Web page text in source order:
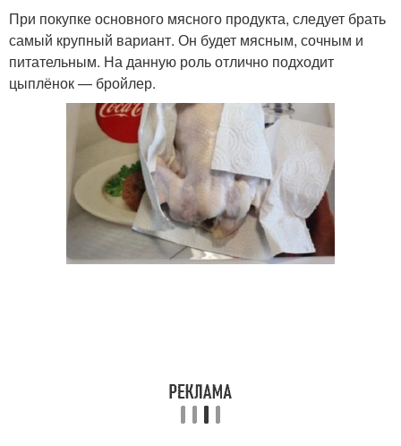
При покупке основного мясного продукта, следует брать
самый крупный вариант. Он будет мясным, сочным и
питательным. На данную роль отлично подходит
цыплёнок — бройлер.